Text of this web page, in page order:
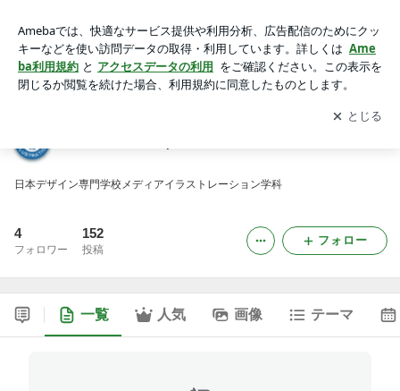
アプリをダウンロードして ブログの更新通知
を受け取りまし
ょう。
開く
日本デザイン専門学校メディアイラストレーション学科
4
フォロワー
152
投稿
フォロー
一覧 人気 画像 テーマ